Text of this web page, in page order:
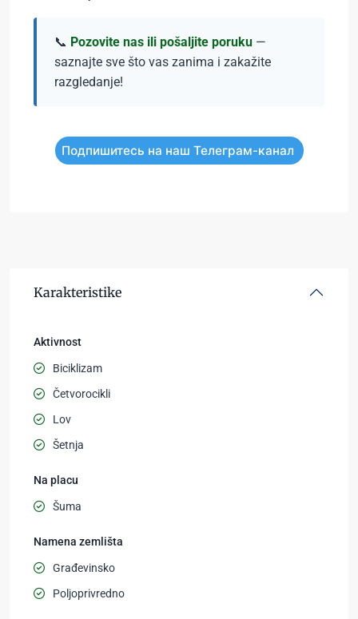
📞 Pozovite nas ili pošaljite poruku —
saznajte sve što vas zanima i zakažite
razgledanje!
Подпишитесь на наш Телеграм-канал
Karakteristike
Aktivnost
Biciklizam
Četvorocikli
Lov
Šetnja
Na placu
Šuma
Namena zemlišta
Građevinsko
Poljoprivredno